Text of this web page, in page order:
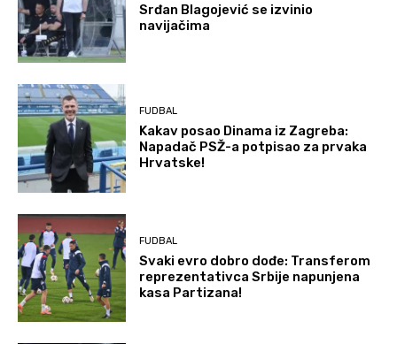
Srđan Blagojević se izvinio
navijačima
FUDBAL
Kakav posao Dinama iz Zagreba:
Napadač PSŽ-a potpisao za prvaka
Hrvatske!
FUDBAL
Svaki evro dobro dođe: Transferom
reprezentativca Srbije napunjena
kasa Partizana!